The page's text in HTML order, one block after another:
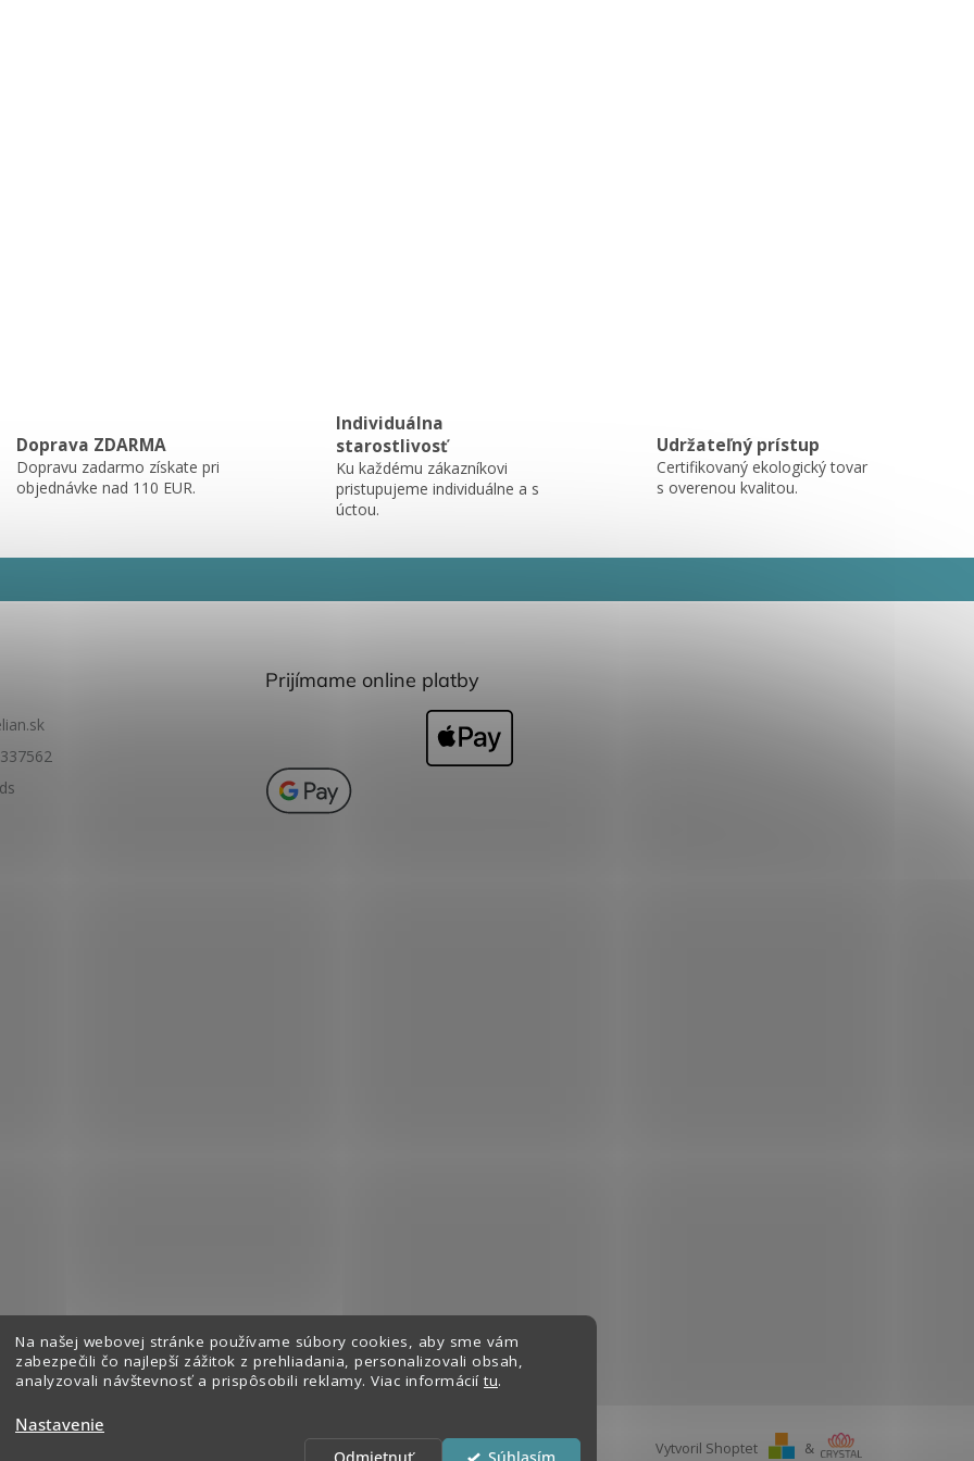
Na našej webovej stránke používame súbory cookies, aby sme vám
zabezpečili čo najlepší zážitok z prehliadania, personalizovali obsah,
analyzovali návštevnosť a prispôsobili reklamy. Viac informácií tu.
Nastavenie
Doprava ZDARMA
Dopravu zadarmo získate pri
objednávke nad 110 EUR.
Individuálna
starostlivosť
Ku každému zákazníkovi
pristupujeme individuálne a s
úctou.
Udržateľný prístup
Certifikovaný ekologický tovar
s overenou kvalitou.
Prijímame online platby
Sledovať na Instagrame
Vytvoril Shoptet &